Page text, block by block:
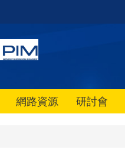
網路資源 研討會